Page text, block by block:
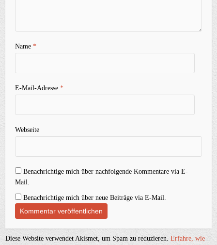
Name*
E-Mail-Adresse*
Webseite
Benachrichtige mich über nachfolgende Kommentare via E-
Mail.
Benachrichtige mich über neue Beiträge via E-Mail.
Diese Website verwendet Akismet, um Spam zu reduzieren.Erfahre, wie